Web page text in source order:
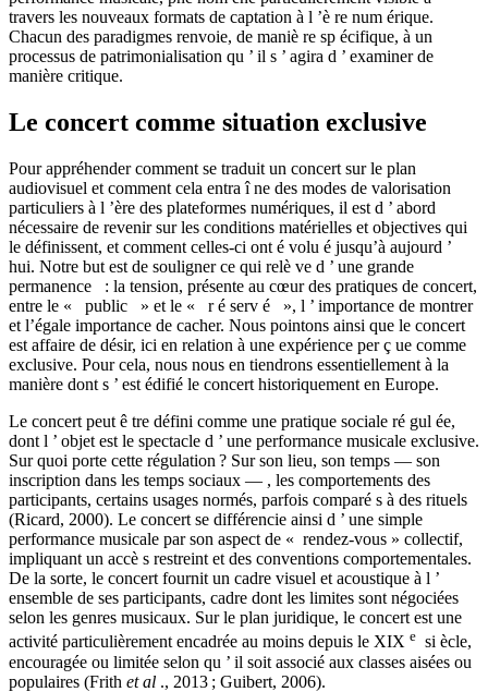
travers les nouveaux formats de captation à l ’è re num érique.
Chacun des paradigmes renvoie, de maniè re sp écifique, à un
processus de patrimonialisation qu ’ il s ’ agira d ’ examiner de
manière critique.
Le concert comme situation exclusive
Pour appréhender comment se traduit un concert sur le plan
audiovisuel et comment cela entra î ne des modes de valorisation
particuliers à l ’ère des plateformes numériques, il est d ’ abord
nécessaire de revenir sur les conditions matérielles et objectives qui
le définissent, et comment celles-ci ont é volu é jusqu’à aujourd ’
hui. Notre but est de souligner ce qui relè ve d ’ une grande
permanence : la tension, présente au cœur des pratiques de concert,
entre le « public » et le « r é serv é », l ’ importance de montrer
et l’égale importance de cacher. Nous pointons ainsi que le concert
est affaire de désir, ici en relation à une expérience per ç ue comme
exclusive. Pour cela, nous nous en tiendrons essentiellement à la
manière dont s ’ est édifié le concert historiquement en Europe.
Le concert peut ê tre défini comme une pratique sociale ré gul ée,
dont l ’ objet est le spectacle d ’ une performance musicale exclusive.
Sur quoi porte cette régulation ? Sur son lieu, son temps — son
inscription dans les temps sociaux — , les comportements des
participants, certains usages normés, parfois comparé s à des rituels
(Ricard, 2000). Le concert se différencie ainsi d ’ une simple
performance musicale par son aspect de « rendez-vous » collectif,
impliquant un accè s restreint et des conventions comportementales.
De la sorte, le concert fournit un cadre visuel et acoustique à l ’
ensemble de ses participants, cadre dont les limites sont négociées
selon les genres musicaux. Sur le plan juridique, le concert est une
activité particulièrement encadrée au moins depuis le XIX e si ècle,
encouragée ou limitée selon qu ’ il soit associé aux classes aisées ou
populaires (Frith et al ., 2013 ; Guibert, 2006).